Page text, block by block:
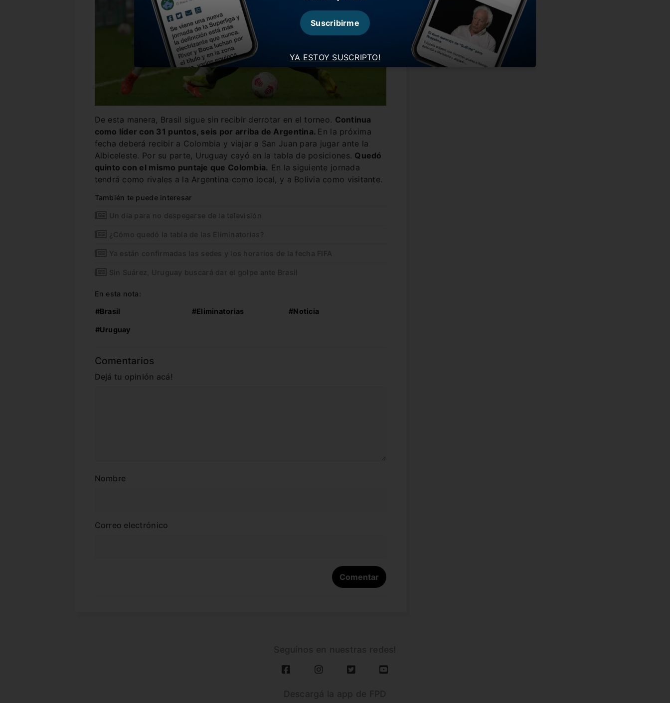
De esta manera, Brasil sigue sin recibir derrotar en el torneo. Continua
como líder con 31 puntos, seis por arriba de Argentina. En la próxima
fecha deberá recibir a Colombia y viajar a San Juan para jugar ante la
Albiceleste. Por su parte, Uruguay cayó en la tabla de posiciones. Quedó
quinto con el mismo puntaje que Colombia. En la siguiente jornada
tendrá como rivales a la Argentina como local, y a Bolivia como visitante.
También te puede interesar
Un día para no despegarse de la televisión
¿Cómo quedó la tabla de las Eliminatorias?
Ya están confirmadas las sedes y los horarios de la fecha FIFA
Sin Suárez, Uruguay buscará dar el golpe ante Brasil
En esta nota:
#Brasil #Eliminatorias #Noticia
#Uruguay
Comentarios
Dejá tu opinión acá!
Nombre
Correo electrónico
YA ESTOY SUSCRIPTO!
Suscribirme